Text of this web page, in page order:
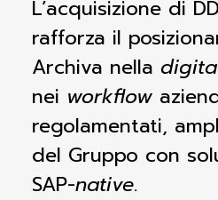
L’acquisizione di
rafforza il
Archiva nella
nei workflow
regolamentati,
del Gruppo con
SAP-native.